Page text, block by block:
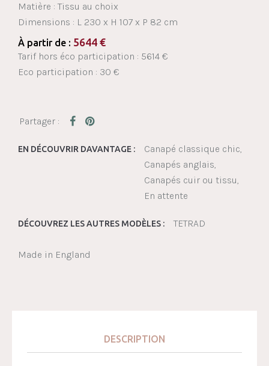
Matière : Tissu au choix
Dimensions : L 230 x H 107 x P 82 cm
À partir de : 5644 €
Tarif hors éco participation : 5614 €
Eco participation : 30 €
EN DÉCOUVRIR DAVANTAGE :
Canapé classique chic
Canapés anglais
Canapés cuir ou tissu
En attente
DÉCOUVREZ LES AUTRES MODÈLES : TETRAD
Made in England
DESCRIPTION